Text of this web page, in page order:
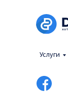
Услуги